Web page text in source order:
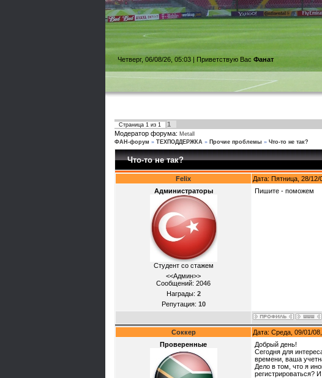
Четверг, 06/08/26, 05:03 | Приветствую Вас Фанат
Страница 1 из 1
1
Модератор форума: Metall
ФАН-форум » ТЕХПОДДЕРЖКА » Прочие проблемы » Что-то не так?
Что-то не так?
Felix Дата: Пятница, 28/
Администраторы
Студент со стажем
<<Админ>>
Сообщений: 2046
Награды: 2
Репутация: 10
Пишите - поможем
Соккер Дата: Среда, 09/01/
Проверенные
Добрый день!
Сегодня для
времени, ваша
Дело в том, что я
регистрироваться?